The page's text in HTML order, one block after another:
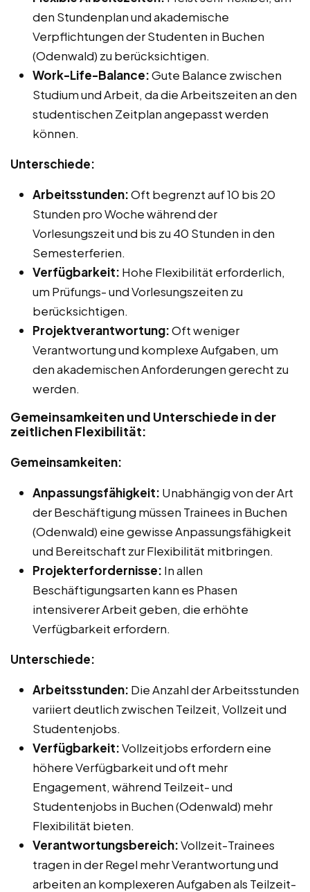
den Stundenplan und akademische
Verpflichtungen der Studenten in Buchen
(Odenwald) zu berücksichtigen.
Work-Life-Balance:Gute Balance zwischen
Studium und Arbeit, da die Arbeitszeiten an den
studentischen Zeitplan angepasst werden
können.
Unterschiede:
Arbeitsstunden:Oft begrenzt auf 10 bis 20
Stunden pro Woche während der
Vorlesungszeit und bis zu 40 Stunden in den
Semesterferien.
Verfügbarkeit: Hohe Flexibilität erforderlich,
um Prüfungs- und Vorlesungszeiten zu
berücksichtigen.
Projektverantwortung:Oft weniger
Verantwortung und komplexe Aufgaben, um
den akademischen Anforderungen gerecht zu
werden.
Gemeinsamkeiten und Unterschiede in der
zeitlichen Flexibilität:
Gemeinsamkeiten:
Anpassungsfähigkeit: Unabhängig von der Art
der Beschäftigung müssen Trainees in Buchen
(Odenwald) eine gewisse Anpassungsfähigkeit
und Bereitschaft zur Flexibilität mitbringen.
Projekterfordernisse: In allen
Beschäftigungsarten kann es Phasen
intensiverer Arbeit geben, die erhöhte
Verfügbarkeit erfordern.
Unterschiede:
Arbeitsstunden: Die Anzahl der Arbeitsstunden
variiert deutlich zwischen Teilzeit, Vollzeit und
Studentenjobs.
Verfügbarkeit:Vollzeitjobs erfordern eine
höhere Verfügbarkeit und oft mehr
Engagement, während Teilzeit- und
Studentenjobs in Buchen (Odenwald) mehr
Flexibilität bieten.
Verantwortungsbereich:Vollzeit-Trainees
tragen in der Regel mehr Verantwortung und
arbeiten an komplexeren Aufgaben als Teilzeit-